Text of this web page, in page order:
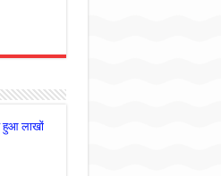
हुआ लाखों